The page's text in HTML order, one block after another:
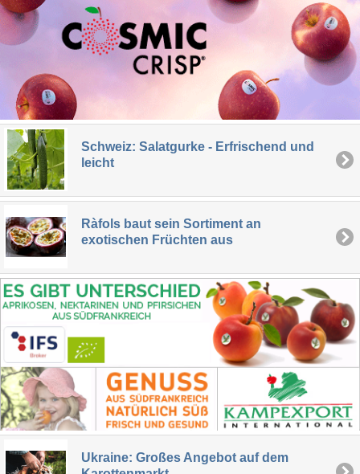
Schweiz: Salatgurke - Erfrischend und
leicht
Ràfols baut sein Sortiment an
exotischen Früchten aus
Ukraine: Großes Angebot auf dem